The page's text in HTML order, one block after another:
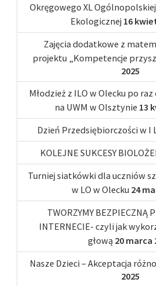
Okręgowego XL
Ekologicznej 16
Zajęcia dodatkowe z
projektu „Kompetencje
2025
Młodzież z ILO w Olecku po
na UWM w Olsztynie 13
Dzień Przedsiębiorczości w I
KOLEJNE SUKCESY
Turniej siatkówki dla uczniów
w LO w Olecku 24
TWORZYMY BEZPIECZNĄ
INTERNECIE- czyli jak
głową 20 marca
Nasze Dzieci – Akceptacja
2025